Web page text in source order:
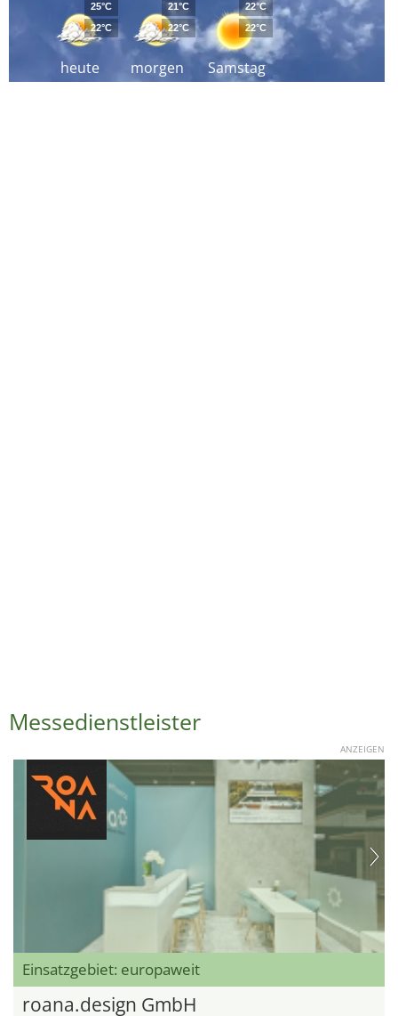
heute
25°C
22°C
morgen
21°C
22°C
Samstag
22°C
22°C
Messedienstleister
ANZEIGEN
Einsatzgebiet: europaweit
roana.design GmbH